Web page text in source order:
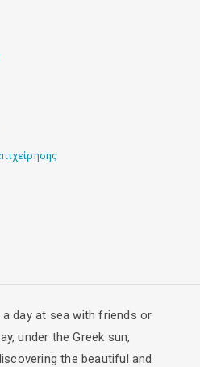
day at sea with friends or
under the Greek sun,
the beautiful and